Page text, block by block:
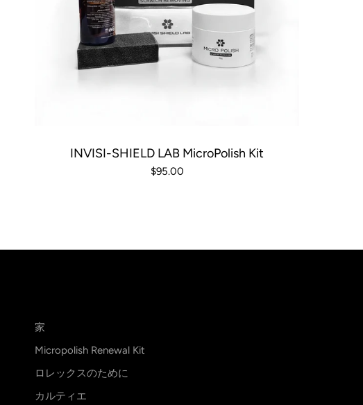
INVISI-SHIELD LAB MicroPolish Kit
$95.00
家
Micropolish Renewal Kit
ロレックスのために
カルティエ